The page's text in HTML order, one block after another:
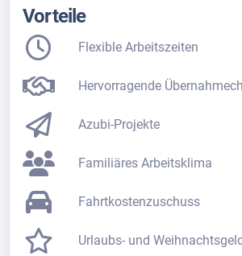
Vorteile
Flexible Arbeitszeiten
Hervorragende
Azubi-Projekte
Familiäres Arbeitsklima
Fahrtkostenzuschuss
Urlaubs- und Weihnachtsgeld